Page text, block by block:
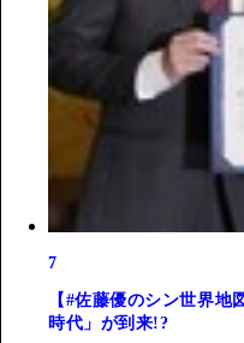
7
【#佐藤優のシン世界
時代」が到来!?